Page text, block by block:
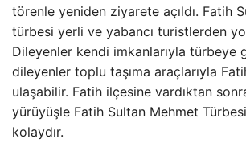
törenle yeniden ziyarete açıldı. Fatih
türbesi yerli ve yabancı turistlerden
Dileyenler kendi imkanlarıyla türbeye
dileyenler toplu taşıma araçlarıyla
ulaşabilir. Fatih ilçesine vardıktan
yürüyüşle Fatih Sultan Mehmet
kolaydır.